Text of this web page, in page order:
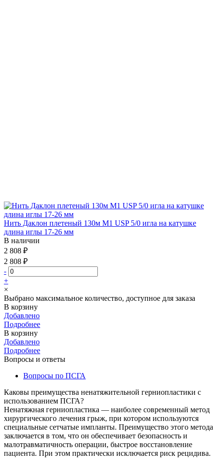
Нить Даклон плетеный 130м М1 USP 5/0 игла на катушке
длина иглы 17-26 мм
В наличии
2 808 ₽
2 808 ₽
-
+
×
Выбрано максимальное количество, доступное для заказа
В корзину
Добавлено
Подробнее
В корзину
Добавлено
Подробнее
Вопросы и ответы
Вопросы по ПСГА
Каковы преимущества ненатяжительной герниопластики с
использованием ПСГА?
Ненатяжная герниопластика — наиболее современный метод
хирургического лечения грыж, при котором используются
специальные сетчатые импланты. Преимущество этого метода
заключается в том, что он обеспечивает безопасность и
малотравматичность операции, быстрое восстановление
пациента. При этом практически исключается риск рецидива.